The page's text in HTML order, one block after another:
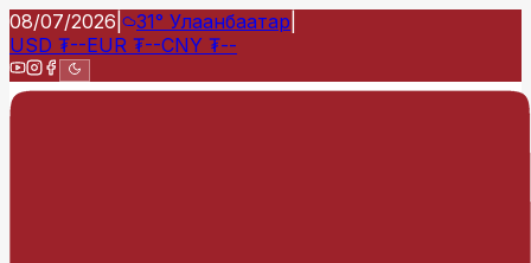
08/07/2026 31° Улаанбаатар
USD ₮--EUR ₮--CNY ₮--